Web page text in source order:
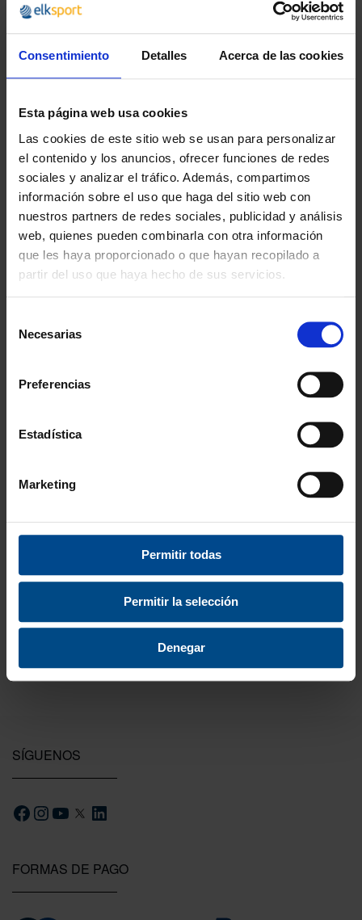
Consentimiento Detalles Acerca de las cookies
Esta página web usa cookies
Las cookies de este sitio web se usan para personalizar
el contenido y los anuncios, ofrecer funciones de redes
sociales y analizar el tráfico. Además, compartimos
información sobre el uso que haga del sitio web con
nuestros partners de redes sociales, publicidad y análisis
web, quienes pueden combinarla con otra información
que les haya proporcionado o que hayan recopilado a
partir del uso que haya hecho de sus servicios.
Necesarias
Preferencias
Estadística
Marketing
Permitir todas
Permitir la selección
Denegar
¿POR QUÉ ELEGIRNOS?
Innovando contigo
Especialistas en colectivos
Descubre nuestras ventajas
Envío gratis
A partir de 100€
Garantía
En cambio y devolución
Disponibilidad
Calidad
FORMAS DE PAGO
Testeamos los productos
Todas las novedades que introducimos son
probadas por nuestro equipo.
FORMAS DE PAGO
SÍGUENOS